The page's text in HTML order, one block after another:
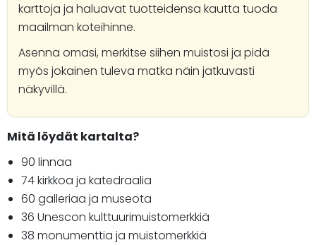
karttoja ja haluavat tuotteidensa kautta tuoda
maailman koteihinne.
Asenna omasi, merkitse siihen muistosi ja pidä
myös jokainen tuleva matka näin jatkuvasti
näkyvillä.
Mitä löydät kartalta?
90 linnaa
74 kirkkoa ja katedraalia
60 galleriaa ja museota
36 Unescon kulttuurimuistomerkkiä
38 monumenttia ja muistomerkkiä